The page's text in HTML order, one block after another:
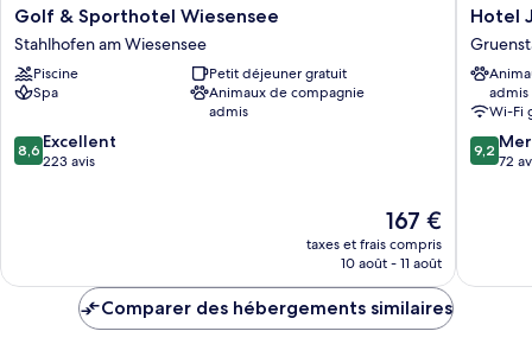
Golf
&
Sporthotel
Wiesensee
Stahlhofen
Wiesensee
Golf & Sporthotel Wiesensee
Stahlhofen am Wiesensee
Piscine
Petit déjeuner gratuit
Spa
Animaux de compagnie
admis
8.6
sur
8,6 Excellent
223 avis
Le
nouveau
prix
de
167 €
taxes et frais compris
10 août - 11 août
Hotel
Hotel
admis
Wi-Fi
9.2
sur
9,2
72
Comparer des hébergements similaires